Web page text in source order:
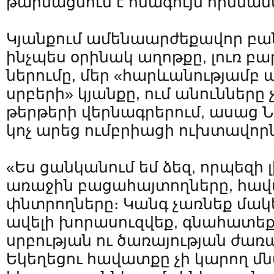
Կյանքում ամենաարժեքավոր
ինչպես օրինակ աղոթքը, լուռ
ներումը, մեր «հարևանությամբ
սրբերի» կյանքը, ում անունները
թերթերի վերնագրերում, ասաց
կոչ արեց ումբրիացի
«Ես ցանկանում եմ ձեզ, որպեզի
առաջին բացահայտողները,
փնտրողները։ Կանգ չառնեք
ավելի խորասուզվեք,
սրբության ու ծառայության
Եկեղեցու հավատքը չի կարող